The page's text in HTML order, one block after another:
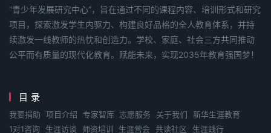
“青少年发展研究中心”，旨在通过不同的课程内容、培训形式和研究
项目，探索激发学生内驱力、构建良好品格的全人教育体系，并持
续激发一线教师的热忱和创造力。学校、家庭、社会三方共同推动
公平而有质量的现代化教育。赋能未来，实现2035年教育强国梦！
目录
我要捐助 项目介绍 专家智库 志愿服务 关于我们
新华生涯教育
1对1咨询
生涯访谈 师资培训 生涯营会 共读社区 生涯践行